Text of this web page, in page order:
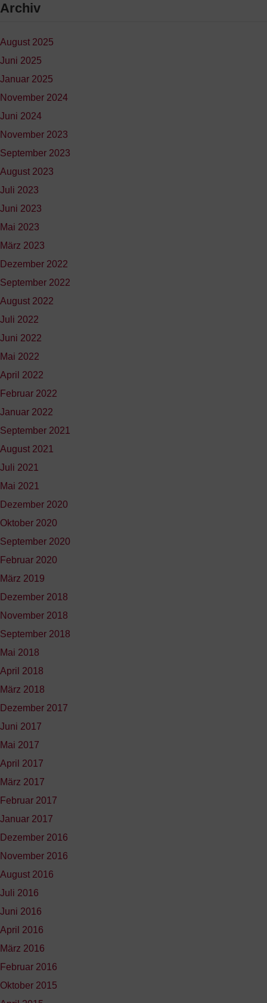
Archiv
August 2025
Juni 2025
Januar 2025
November 2024
Juni 2024
November 2023
September 2023
August 2023
Juli 2023
Juni 2023
Mai 2023
März 2023
Dezember 2022
September 2022
August 2022
Juli 2022
Juni 2022
Mai 2022
April 2022
Februar 2022
Januar 2022
September 2021
August 2021
Juli 2021
Mai 2021
Dezember 2020
Oktober 2020
September 2020
Februar 2020
März 2019
Dezember 2018
November 2018
September 2018
Mai 2018
April 2018
März 2018
Dezember 2017
Juni 2017
Mai 2017
April 2017
März 2017
Februar 2017
Januar 2017
Dezember 2016
November 2016
August 2016
Juli 2016
Juni 2016
April 2016
März 2016
Februar 2016
Oktober 2015